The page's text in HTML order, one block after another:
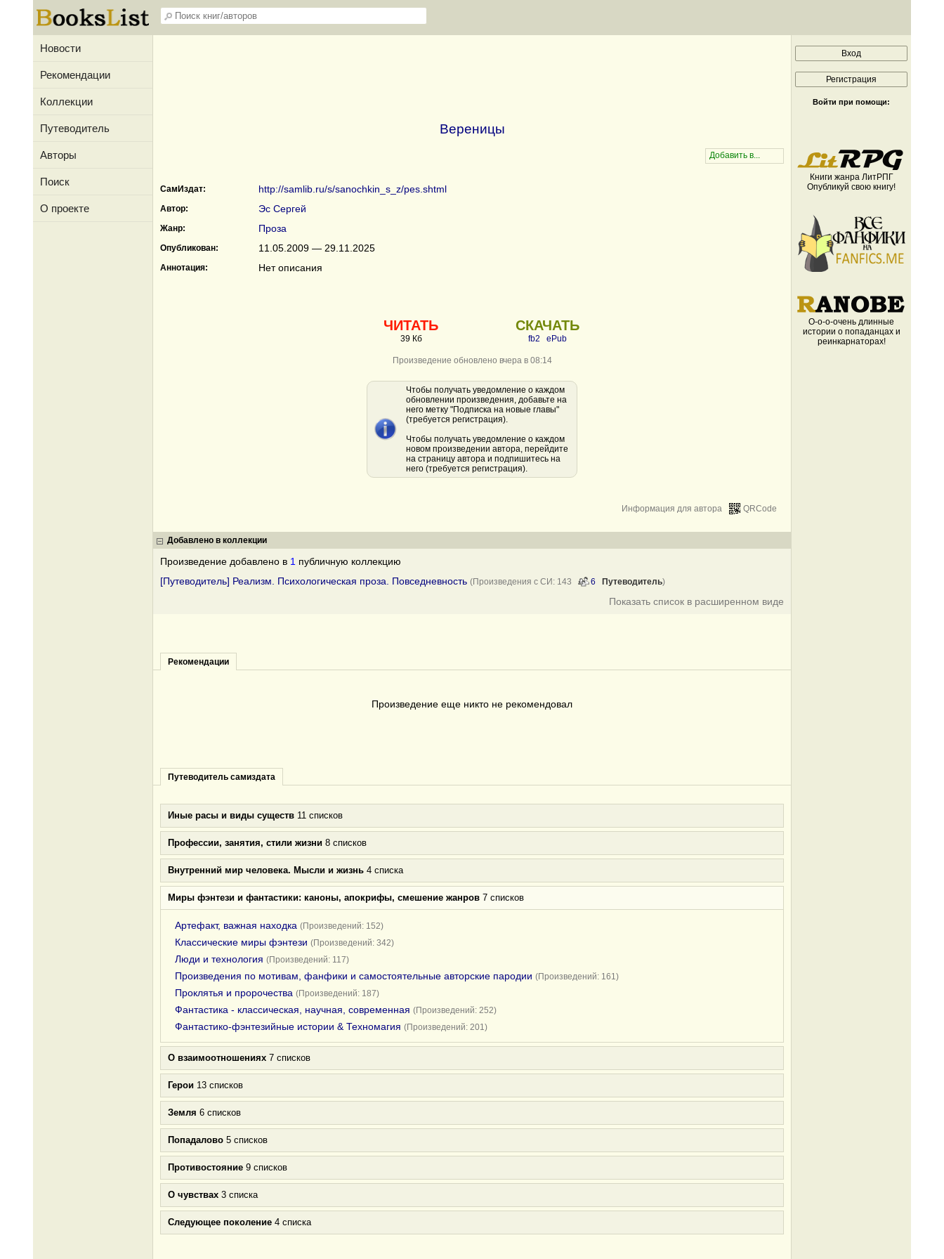
Новости
Рекомендации
Коллекции
Путеводитель
Авторы
Поиск
О проекте
Вереницы
СамИздат: http://samlib.ru/s/sanochkin_s_z/pes.shtml
Автор: Эс Сергей
Жанр: Проза
Опубликован: 11.05.2009 — 29.11.2025
Аннотация: Нет описания
ЧИТАТЬ
39 Кб
СКАЧАТЬ
fb2 ePub
Произведение обновлено вчера в 08:14
Чтобы получать уведомление о каждом
обновлении произведения, добавьте на
него метку "Подписка на новые главы"
(требуется регистрация).
Чтобы получать уведомление о каждом
новом произведении автора, перейдите
на страницу автора и подпишитесь на
него (требуется регистрация).
QRCode
Информация для автора
Добавлено в коллекции
Произведение добавлено в 1 публичную коллекцию
[Путеводитель] Реализм. Психологическая проза. Повседневность (Произведения с СИ: 143 6 Путеводитель)
Показать список в расширенном виде
Рекомендации
Произведение еще никто не рекомендовал
Путеводитель самиздата
Иные расы и виды существ 11 списков
Профессии, занятия, стили жизни 8 списков
Внутренний мир человека. Мысли и жизнь 4 списка
Миры фэнтези и фантастики: каноны, апокрифы, смешение жанров 7 списков
Артефакт, важная находка (Произведений: 152)
Классические миры фэнтези (Произведений: 342)
Люди и технология (Произведений: 117)
Произведения по мотивам, фанфики и самостоятельные авторские пародии (Произведений: 161)
Проклятья и пророчества (Произведений: 187)
Фантастика - классическая, научная, современная (Произведений: 252)
Фантастико-фэнтезийные истории & Техномагия (Произведений: 201)
О взаимоотношениях 7 списков
Герои 13 списков
Земля 6 списков
Попадалово 5 списков
Противостояние 9 списков
О чувствах 3 списка
Следующее поколение 4 списка
Войти при помощи:
Книги жанра ЛитРПГ
Опубликуй свою книгу!
О-о-о-очень длинные
истории о попаданцах и
реинкарнаторах!